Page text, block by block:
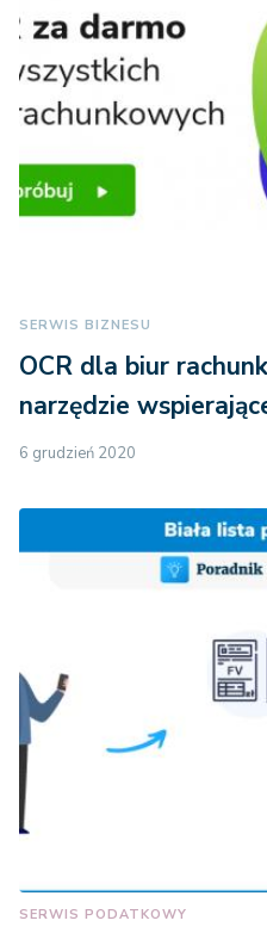
SERWIS BIZNESU
OCR dla biur
narzędzie
6 grudzień 2020
SERWIS PODATKOWY